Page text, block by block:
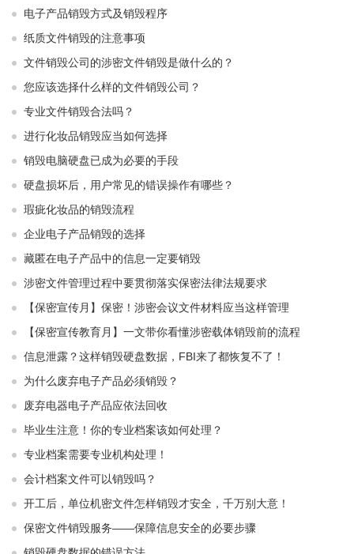
电子产品销毁方式及销毁程序
纸质文件销毁的注意事项
文件销毁公司的涉密文件销毁是做什么的？
您应该选择什么样的文件销毁公司？
专业文件销毁合法吗？
进行化妆品销毁应当如何选择
销毁电脑硬盘已成为必要的手段
硬盘损坏后，用户常见的错误操作有哪些？
瑕疵化妆品的销毁流程
企业电子产品销毁的选择
藏匿在电子产品中的信息一定要销毁
涉密文件管理过程中要贯彻落实保密法律法规要求
【保密宣传月】保密！涉密会议文件材料应当这样管理
【保密宣传教育月】一文带你看懂涉密载体销毁前的流程
信息泄露？这样销毁硬盘数据，FBI来了都恢复不了！
为什么废弃电子产品必须销毁？
废弃电器电子产品应依法回收
毕业生注意！你的专业档案该如何处理？
专业档案需要专业机构处理！
会计档案文件可以销毁吗？
开工后，单位机密文件怎样销毁才安全，千万别大意！
保密文件销毁服务——保障信息安全的必要步骤